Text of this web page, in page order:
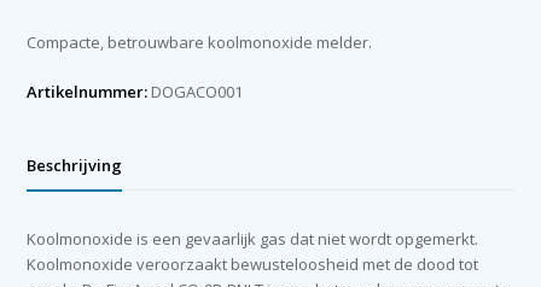
Compacte, betrouwbare koolmonoxide melder.
Artikelnummer: DOGACO001
Beschrijving
Koolmonoxide is een gevaarlijk gas dat niet wordt opgemerkt.
Koolmonoxide veroorzaakt bewusteloosheid met de dood tot